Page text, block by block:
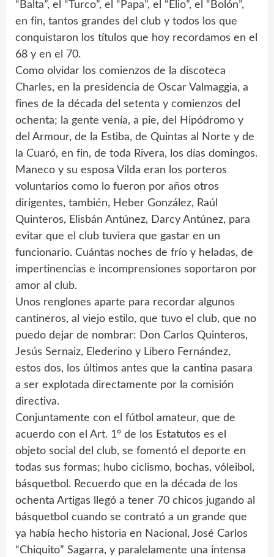
“Balta”, el “Turco”, el “Papa”, el “Elio”, el “Bolón”,
en fin, tantos grandes del club y todos los que
conquistaron los títulos que hoy recordamos en el
68 y en el 70.
Como olvidar los comienzos de la discoteca
Charles, en la presidencia de Oscar Valmaggia, a
fines de la década del setenta y comienzos del
ochenta; la gente venía, a pie, del Hipódromo y
del Armour, de la Estiba, de Quintas al Norte y de
la Cuaró, en fin, de toda Rivera, los días domingos.
Maneco y su esposa Vilda eran los porteros
voluntarios como lo fueron por años otros
dirigentes, también, Heber González, Raúl
Quinteros, Elisbán Antúnez, Darcy Antúnez, para
evitar que el club tuviera que gastar en un
funcionario. Cuántas noches de frío y heladas, de
impertinencias e incomprensiones soportaron por
amor al club.
Unos renglones aparte para recordar algunos
cantineros, al viejo estilo, que tuvo el club, que no
puedo dejar de nombrar: Don Carlos Quinteros,
Jesús Sernaiz, Elederino y Libero Fernández,
estos dos, los últimos antes que la cantina pasara
a ser explotada directamente por la comisión
directiva.
Conjuntamente con el fútbol amateur, que de
acuerdo con el Art. 1º de los Estatutos es el
objeto social del club, se fomentó el deporte en
todas sus formas; hubo ciclismo, bochas, vóleibol,
básquetbol. Recuerdo que en la década de los
ochenta Artigas llegó a tener 70 chicos jugando al
básquetbol cuando se contrató a un grande que
ya había hecho historia en Nacional, José Carlos
“Chiquito” Sagarra, y paralelamente una intensa